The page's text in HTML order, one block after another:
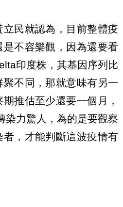
民就認為，目前整體疫
不容樂觀，因為還要看
印度株，其基因序列比
不同，那就意味有另一
推估至少還要一個月，
染力驚人，為的是要觀察
，才能判斷這波疫情有